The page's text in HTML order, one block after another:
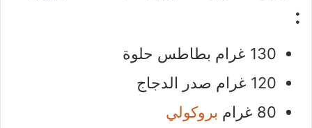
:
130 غرام بطاطس حلوة
120 غرام صدر الدجاج
80 غرام
بروكولي